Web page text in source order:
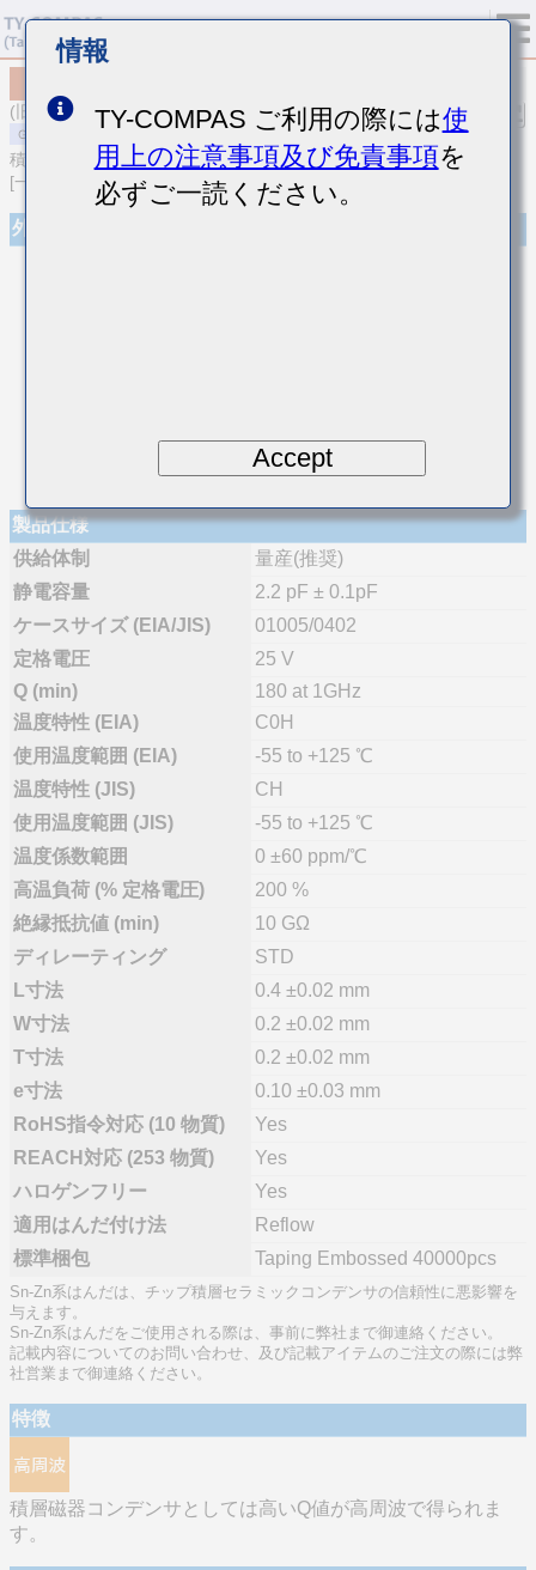
(旧品番 TVS042CH2R2BC-W)
積層セラミックコンデンサ
[一般用 高周波/低損失積層セラミックコンデンサ]
外観
製品仕様
供給体制
量産(推奨)
静電容量
2.2 pF ± 0.1pF
ケースサイズ (EIA/JIS)
01005/0402
定格電圧
25 V
Q (min)
180 at 1GHz
温度特性 (EIA)
C0H
使用温度範囲 (EIA)
-55 to +125 ℃
温度特性 (JIS)
CH
使用温度範囲 (JIS)
-55 to +125 ℃
温度係数範囲
0 ±60 ppm/℃
高温負荷 (% 定格電圧)
200 %
絶縁抵抗値 (min)
10 GΩ
ディレーティング
STD
L寸法
0.4 ±0.02 mm
W寸法
0.2 ±0.02 mm
T寸法
0.2 ±0.02 mm
e寸法
0.10 ±0.03 mm
RoHS指令対応 (10 物質)
Yes
REACH対応 (253 物質)
Yes
ハロゲンフリー
Yes
適用はんだ付け法
Reflow
標準梱包
Taping Embossed 40000pcs
Sn-Zn系はんだは、チップ積層セラミックコンデンサの信頼性に悪影響を
与えます。
Sn-Zn系はんだをご使用される際は、事前に弊社まで御連絡ください。
記載内容についてのお問い合わせ、及び記載アイテムのご注文の際には弊
社営業まで御連絡ください。
特徴
積層磁器コンデンサとしては高いQ値が高周波で得られま
す。
情報
TY-COMPAS ご利用の際には使
用上の注意事項及び免責事項を
必ずご一読ください。
Accept